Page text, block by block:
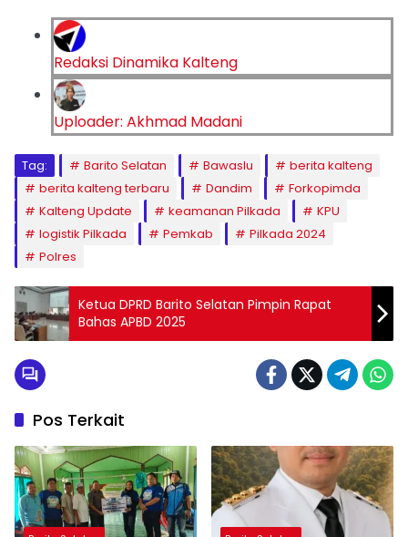
Redaksi Dinamika Kalteng
Uploader: Akhmad Madani
Tag: Barito Selatan Bawaslu
berita kalteng
berita kalteng terbaru
Dandim
Forkopimda
Kalteng Update
keamanan Pilkada
KPU
logistik Pilkada
Pemkab
Pilkada 2024
Polres
Ketua DPRD Barito Selatan Pimpin Rapat
Bahas APBD 2025
Pos Terkait